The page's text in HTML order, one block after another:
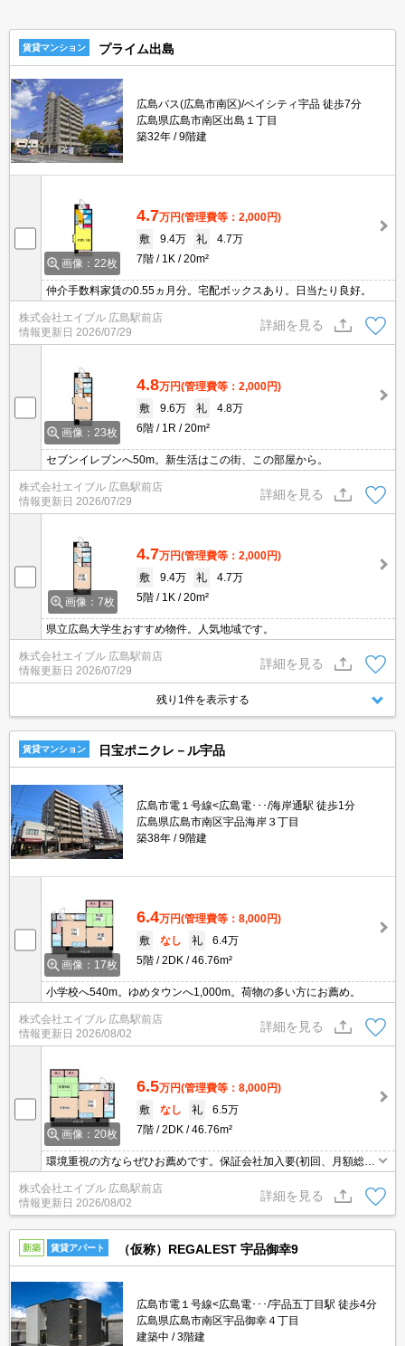
賃貸マンション プライム出島
広島バス(広島市南区)/ベイシティ宇品 徒歩7分
広島県広島市南区出島１丁目
築32年
9階建
画像：22枚
4.7万円(管理費等：2,000円)
敷
9.4万 礼
4.7万
7階
1K 20m²
仲介手数料家賃の0.55ヵ月分。宅配ボックスあり。日当たり良好。
株式会社エイブル 広島駅前店
情報更新日 2026/07/29
詳細を見る
画像：23枚
4.8万円(管理費等：2,000円)
敷
9.6万 礼
4.8万
6階
1R 20m²
セブンイレブンへ50m。新生活はこの街、この部屋から。
株式会社エイブル 広島駅前店
情報更新日 2026/07/29
詳細を見る
画像：7枚
4.7万円(管理費等：2,000円)
敷
9.4万 礼
4.7万
5階
1K 20m²
県立広島大学生おすすめ物件。人気地域です。
株式会社エイブル 広島駅前店
情報更新日 2026/07/29
詳細を見る
残り1件を表示する
賃貸マンション 日宝ポニクレ－ル宇品
広島市電１号線<広島電･･･/海岸通駅 徒歩1分
広島県広島市南区宇品海岸３丁目
築38年
9階建
画像：17枚
6.4万円(管理費等：8,000円)
敷
なし 礼
6.4万
5階
2DK 46.76m²
小学校へ540m。ゆめタウンへ1,000m。荷物の多い方にお薦め。
株式会社エイブル 広島駅前店
情報更新日 2026/08/02
詳細を見る
画像：20枚
6.5万円(管理費等：8,000円)
敷
なし 礼
6.5万
7階
2DK 46.76m²
環境重視の方ならぜひお薦めです。保証会社加入要(初回、月額総支
株式会社エイブル 広島駅前店
情報更新日 2026/08/02
詳細を見る
新築 賃貸アパート （仮称）REGALEST 宇品御幸9
広島市電１号線<広島電･･･/宇品五丁目駅 徒歩4分
広島県広島市南区宇品御幸４丁目
建築中
3階建